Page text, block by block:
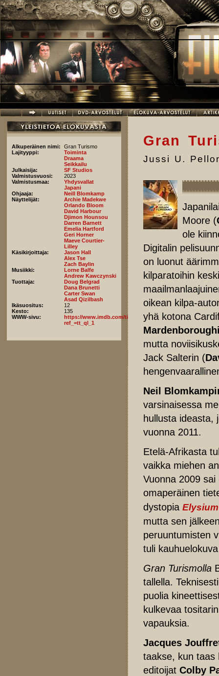
Hyppää pääsisältöön
Alkuperäinen nimi:
Gran Turismo
Lajityyppi:
Toiminta
Draama
Seikkailu
Julkaisija:
SF Studios
Valmistusvuosi:
2023
Valmistusmaa:
Yhdysvallat
Japani
Ohjaaja:
Neill Blomkamp
Näyttelijät:
Archie Madekwe
Orlando Bloom
David Harbour
Djimon Hounsou
Darren Barnett
Emelia Hartford
Geri Horner
Maeve Courtier-
Lilley
Käsikirjoittaja:
Jason Hall
Alex Tse
Zach Baylin
Musiikki:
Lorne Balfe
Andrew Kawczynski
Tuottaja:
Doug Belgrad
Dana Brunetti
Carter Swan
Asad Qizilbash
Ikäsuositus:
12
Kesto:
135
WWW-sivu:
https://www.imdb.com/title/tt4495098/fullcredits/?
ref_=tt_ql_1
Gran
Jussi U.
Moore (
ole
Digitalin
on luonut
kilparatoihin
oikean kilpa-
yhä kotona
mutta
Jack Salterin (
Neil
varsinaisessa
hullusta ideasta,
vuonna 2011.
Etelä-Afrikasta
vaikka miehen
Vuonna 2009
omaperäinen
dystopia Elysium
mutta sen
peruuntumisten
tuli
Gran Turismolla
tallella.
puolia
kulkevaa
vapauksia.
Jacques
taakse, kun taas
editoijat Colby